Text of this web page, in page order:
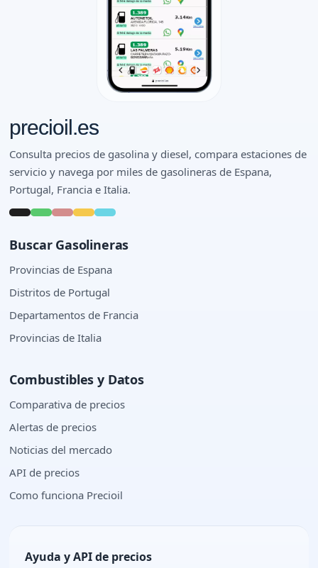
precioil.es
Consulta precios de gasolina y diesel, compara estaciones de
servicio y navega por miles de gasolineras de Espana,
Portugal, Francia e Italia.
Buscar Gasolineras
Provincias de Espana
Distritos de Portugal
Departamentos de Francia
Provincias de Italia
Combustibles y Datos
Comparativa de precios
Alertas de precios
Noticias del mercado
API de precios
Como funciona Precioil
Ayuda y API de precios